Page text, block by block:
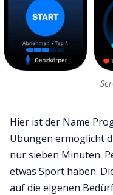
Hier ist der Name
Übungen ermöglicht
nur sieben Minuten.
etwas Sport haben.
auf die eigenen